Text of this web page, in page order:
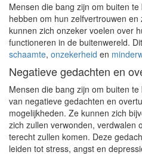
Mensen die bang zijn om buiten
hebben om hun zelfvertrouwen
kunnen zich onzeker voelen over
functioneren in de buitenwereld.
schaamte, onzekerheid en
Negatieve gedachten en
Mensen die bang zijn om buiten
van negatieve gedachten en
mogelijkheden. Ze kunnen zich
zich zullen verwonden, verdwalen
terecht zullen komen. Deze
leiden tot stress, angst en